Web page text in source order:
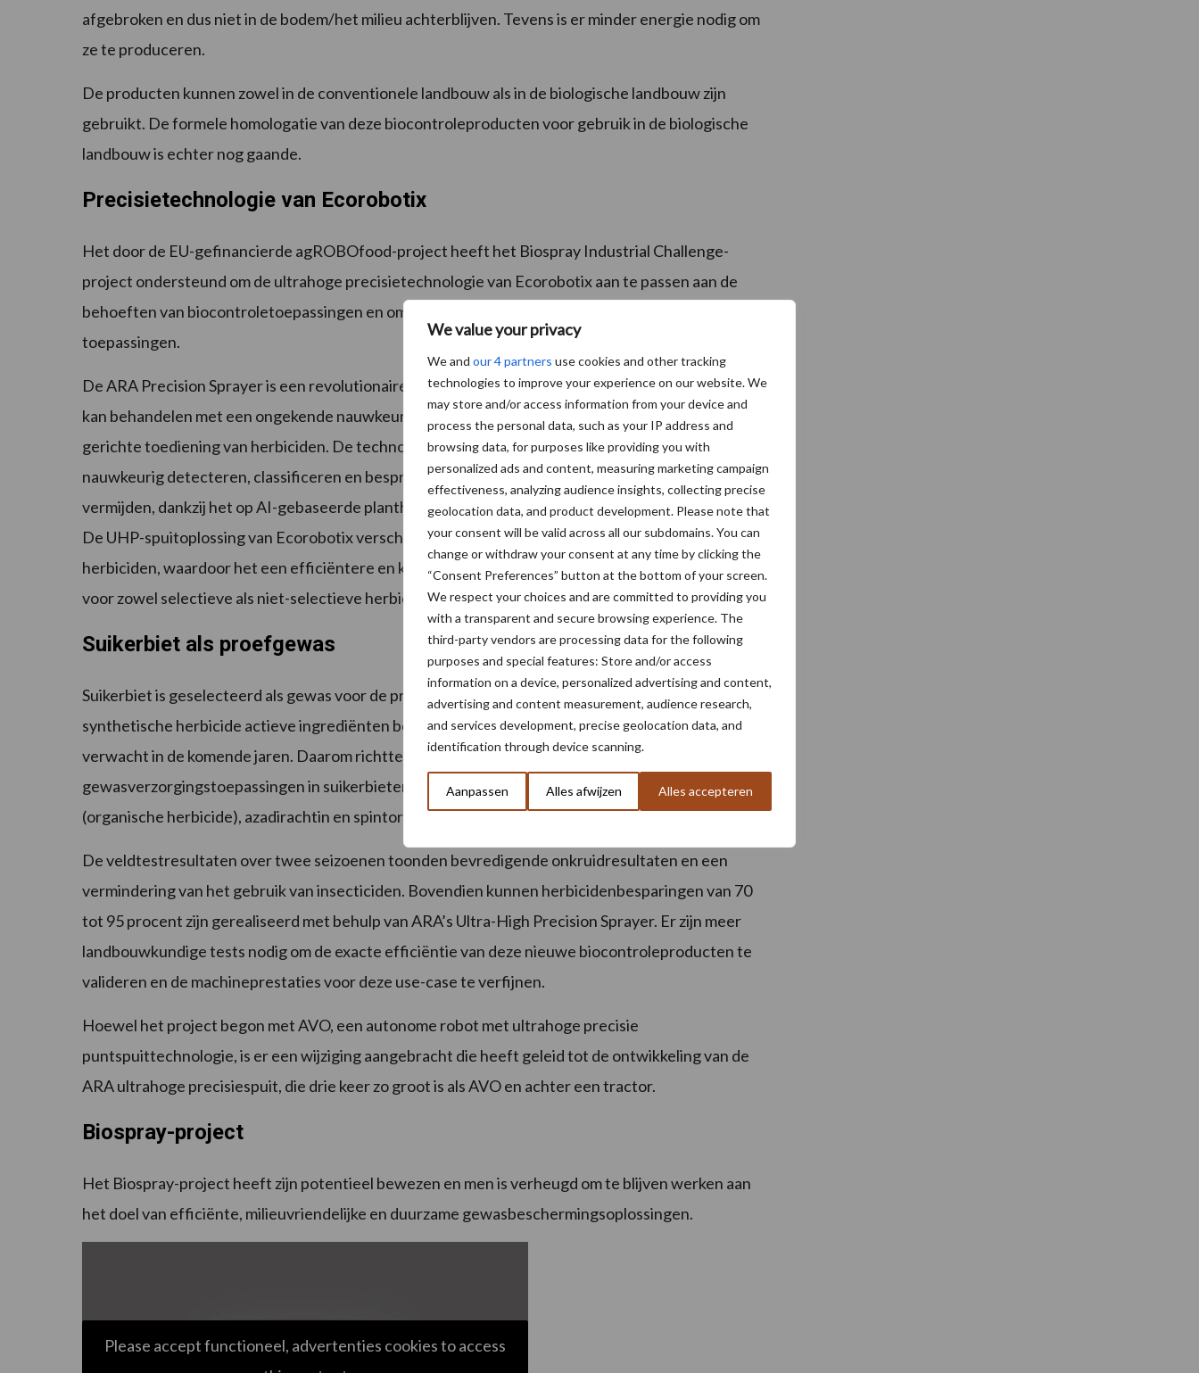
We value your privacy
We and our 4 partners use cookies and other tracking
technologies to improve your experience on our website. We
may store and/or access information from your device and
process the personal data, such as your IP address and
browsing data, for purposes like providing you with
personalized ads and content, measuring marketing campaign
effectiveness, analyzing audience insights, collecting precise
geolocation data, and product development. Please note that
your consent will be valid across all our subdomains. You can
change or withdraw your consent at any time by clicking the
“Consent Preferences” button at the bottom of your screen.
We respect your choices and are committed to providing you
with a transparent and secure browsing experience. The
third-party vendors are processing data for the following
purposes and special features: Store and/or access
information on a device, personalized advertising and content,
advertising and content measurement, audience research,
and services development, precise geolocation data, and
identification through device scanning.
Aanpassen Alles afwijzen Alles accepteren
afgebroken en dus niet in de bodem/het milieu achterblijven. Tevens is er minder energie nodig om
ze te produceren.
De producten kunnen zowel in de conventionele landbouw als in de biologische landbouw zijn
gebruikt. De formele homologatie van deze biocontroleproducten voor gebruik in de biologische
landbouw is echter nog gaande.
Precisietechnologie van Ecorobotix
Het door de EU-gefinancierde agROBOfood-project heeft het Biospray Industrial Challenge-
project ondersteund om de ultrahoge precisietechnologie van Ecorobotix aan te passen aan de
behoeften van biocontroletoepassingen en om veldproeven uit te voeren voor drie soorten
toepassingen.
De ARA Precision Sprayer is een revolutionaire sproeier met ultrahoge precisie die plant voor plant
kan behandelen met een ongekende nauwkeurigheid van 6×6 centimeter en een doorbraak in
gerichte toediening van herbiciden. De technologie van ARA kan alleen individuele onkruiden
nauwkeurig detecteren, classificeren en besproeien en de omliggende grond en gewassen
vermijden, dankzij het op AI-gebaseerde plantherkenningsvermogen en ultrahoge precisie (UHP).
De UHP-spuitoplossing van Ecorobotix verschilt radicaal van conventionele en spot-spuitende
herbiciden, waardoor het een efficiëntere en kosteneffectieve oplossing is die kan zijn gebruikt
voor zowel selectieve als niet-selectieve herbiciden.
Suikerbiet als proefgewas
Suikerbiet is geselecteerd als gewas voor de proeven omdat er vandaag weinig chemische
synthetische herbicide actieve ingrediënten beschikbaar zijn en verdere reducties worden
verwacht in de komende jaren. Daarom richtte het Biospray-project zich op drie
gewasverzorgingstoepassingen in suikerbieten: selectieve toepassing van pelargonzuur
(organische herbicide), azadirachtin en spintor (twee organische insecticiden).
De veldtestresultaten over twee seizoenen toonden bevredigende onkruidresultaten en een
vermindering van het gebruik van insecticiden. Bovendien kunnen herbicidenbesparingen van 70
tot 95 procent zijn gerealiseerd met behulp van ARA’s Ultra-High Precision Sprayer. Er zijn meer
landbouwkundige tests nodig om de exacte efficiëntie van deze nieuwe biocontroleproducten te
valideren en de machineprestaties voor deze use-case te verfijnen.
Hoewel het project begon met AVO, een autonome robot met ultrahoge precisie
puntspuittechnologie, is er een wijziging aangebracht die heeft geleid tot de ontwikkeling van de
ARA ultrahoge precisiespuit, die drie keer zo groot is als AVO en achter een tractor.
Biospray-project
Het Biospray-project heeft zijn potentieel bewezen en men is verheugd om te blijven werken aan
het doel van efficiënte, milieuvriendelijke en duurzame gewasbeschermingsoplossingen.
Please accept functioneel, advertenties cookies to access